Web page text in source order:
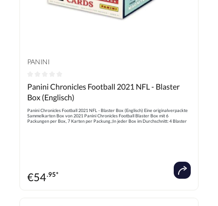
PANINI
Durchschnittliche Bewertung von 0 von 5 Sternen
Panini Chronicles Football 2021 NFL - Blaster
Box (Englisch)
Panini Chronicles Football 2021 NFL - Blaster Box (Englisch) Eine originalverpackte
Sammelkarten Box von 2021 Panini Chronicles Football Blaster Box mit 6
Packungen per Box, 7 Karten per Packung.;In jeder Box im Durchschnitt: 4 Blaster
€54.95*